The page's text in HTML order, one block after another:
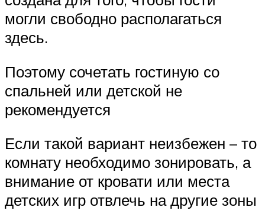
могли свободно располагаться
здесь.
Поэтому сочетать гостиную со
спальней или детской не
рекомендуется
Если такой вариант неизбежен – то
комнату необходимо зонировать, а
внимание от кровати или места
детских игр отвлечь на другие зоны